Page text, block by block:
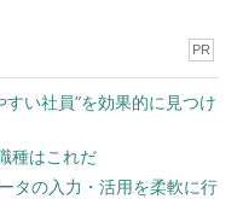
PR
い社員”を効果的に見つけ
種はこれだ
タの入力・活用を柔軟に行